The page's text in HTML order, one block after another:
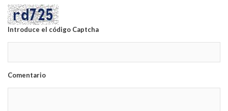
Introduce el código Captcha
Comentario